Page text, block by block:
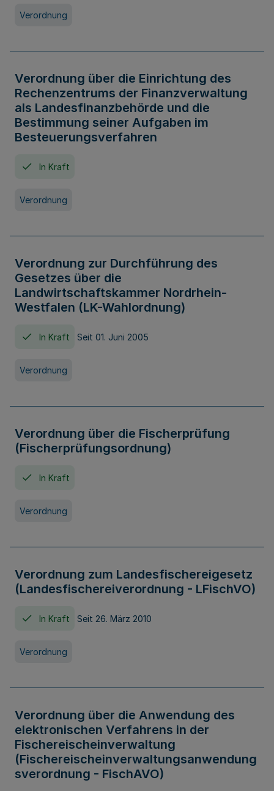
Verordnung
Verordnung über die Einrichtung des
Rechenzentrums der Finanzverwaltung
als Landesfinanzbehörde und die
Bestimmung seiner Aufgaben im
Besteuerungsverfahren
In Kraft
Verordnung
Verordnung zur Durchführung des
Gesetzes über die
Landwirtschaftskammer Nordrhein-
Westfalen (LK-Wahlordnung)
In Kraft Seit 01. Juni 2005
Verordnung
Verordnung über die Fischerprüfung
(Fischerprüfungsordnung)
In Kraft
Verordnung
Verordnung zum Landesfischereigesetz
(Landesfischereiverordnung - LFischVO)
In Kraft Seit 26. März 2010
Verordnung
Verordnung über die Anwendung des
elektronischen Verfahrens in der
Fischereischeinverwaltung
(Fischereischeinverwaltungsanwendung
sverordnung - FischAVO)